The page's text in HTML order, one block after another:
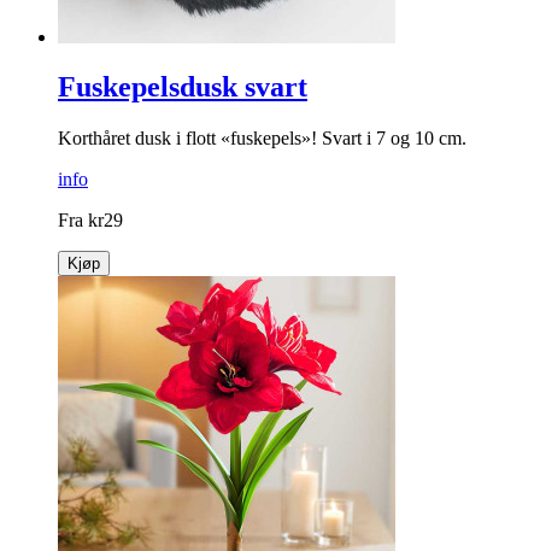
Fuskepelsdusk svart
Korthåret dusk i flott «fuskepels»! Svart i 7 og 10 cm.
info
Fra kr29